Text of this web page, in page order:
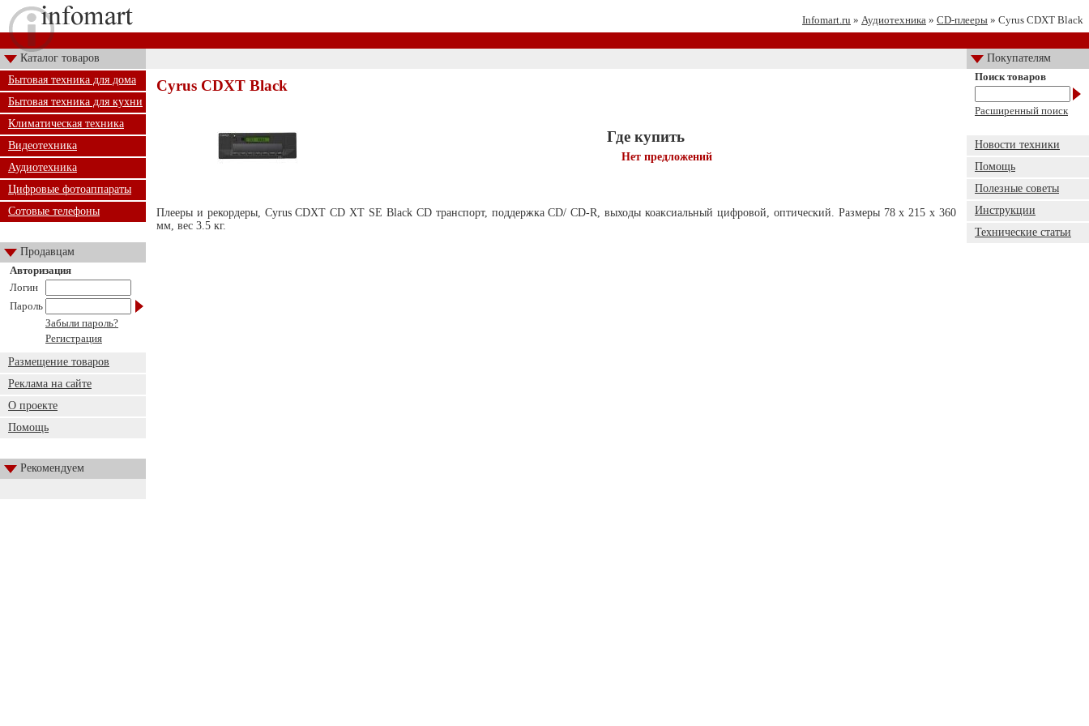
Infomart.ru » Аудиотехника » CD-плееры » Cyrus CDXT Black
Каталог товаров
Покупателям
Бытовая техника для дома
Бытовая техника для кухни
Климатическая техника
Видеотехника
Аудиотехника
Цифровые фотоаппараты
Сотовые телефоны
Продавцам
Авторизация
Логин
Пароль
Забыли пароль?
Регистрация
Размещение товаров
Реклама на сайте
О проекте
Помощь
Рекомендуем
Cyrus CDXT Black
Где купить
Нет предложений
Плееры и рекордеры, Cyrus CDXT CD XT SE Black CD транспорт, поддержка CD/ CD-R, выходы коаксиальный цифровой, оптический. Размеры 78 x 215 x 360
мм, вес 3.5 кг.
Поиск товаров
Расширенный поиск
Новости техники
Помощь
Полезные советы
Инструкции
Технические статьи